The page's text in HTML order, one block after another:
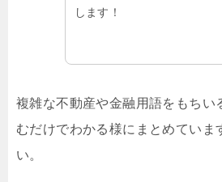
します！
複雑な不動産や金融用語をもちい
むだけでわかる様にまとめていま
い。